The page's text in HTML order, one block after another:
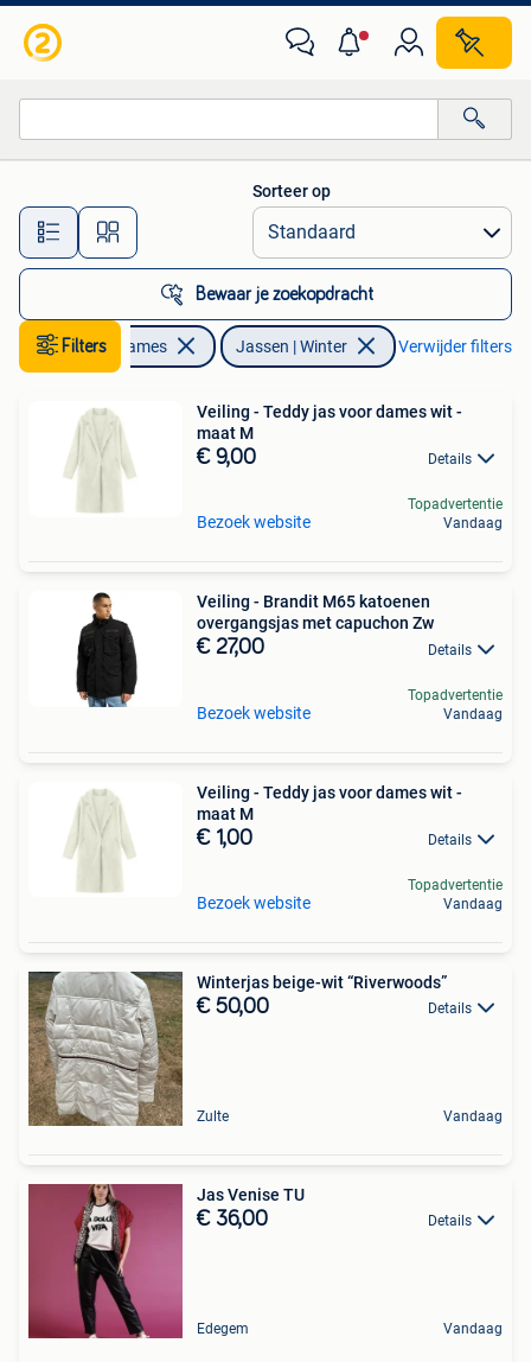
Alle afstanden…
Sorteer op
Bewaar je zoekopdracht
Filters
Kleding | Dames Jassen | Winter Verwijder filters
Veiling - Teddy jas voor dames wit -
maat M
€ 9,00 Details
Bezoek website
Topadvertentie
Vandaag
Veiling - Brandit M65 katoenen
overgangsjas met capuchon Zw
€ 27,00 Details
Bezoek website
Topadvertentie
Vandaag
Veiling - Teddy jas voor dames wit -
maat M
€ 1,00 Details
Bezoek website
Topadvertentie
Vandaag
Winterjas beige-wit “Riverwoods”
€ 50,00 Details
Zulte Vandaag
Jas Venise TU
€ 36,00 Details
Edegem Vandaag